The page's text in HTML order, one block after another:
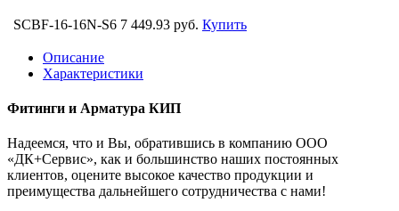
SCBF-16-16N-S6 7 449.93 руб. Купить
Описание
Характеристики
Фитинги и Арматура КИП
Надеемся, что и Вы, обратившись в компанию ООО
«ДК+Сервис», как и большинство наших постоянных
клиентов, оцените высокое качество продукции и
преимущества дальнейшего сотрудничества с нами!